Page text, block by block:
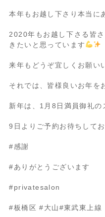
本年もお越し下さり本当に
2020年もお越し下さる皆
きたいと思っています
来年もどうぞ宜しくお願い
それでは、皆様良いお年を
新年は、1月8日満員御礼の
9日よりご予約お待ちしてお
#感謝
#ありがとうございます
#privatesalon
#板橋区 #大山#東武東上線